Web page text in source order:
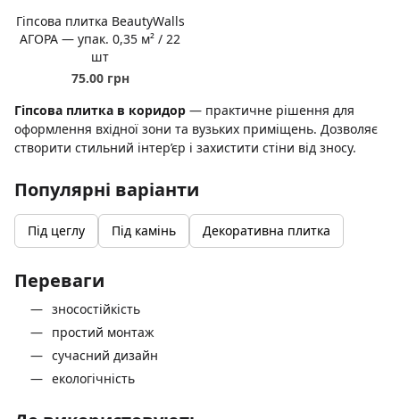
Гіпсова плитка BeautyWalls
АГОРА — упак. 0,35 м² / 22
шт
75.00 грн
Гіпсова плитка в коридор — практичне рішення для
оформлення вхідної зони та вузьких приміщень. Дозволяє
створити стильний інтер’єр і захистити стіни від зносу.
Популярні варіанти
Під цеглу Під камінь Декоративна плитка
Переваги
зносостійкість
простий монтаж
сучасний дизайн
екологічність